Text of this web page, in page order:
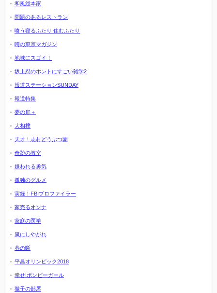
和風総本家
問題のあるレストラン
喰う寝るふたり 住むふたり
噂の東京マガジン
地味にスゴイ！
坂上忍のホントにすごい雑学2
報道ステーションSUNDAY
報道特集
夢の扉＋
大相撲
天才！志村どうぶつ園
奇跡の教室
嫌われる勇気
孤独のグルメ
実録！FBIプロファイラー
家売るオンナ
家庭の医学
嵐にしやがれ
巷の噺
平昌オリンピック2018
幸せ!ボンビーガール
徹子の部屋